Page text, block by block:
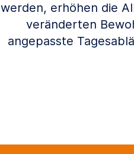
werden, erhöhen die
veränderten
angepasste